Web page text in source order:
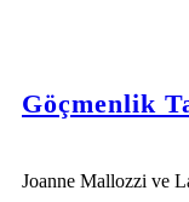
Göçmenlik
Joanne Mallozzi ve